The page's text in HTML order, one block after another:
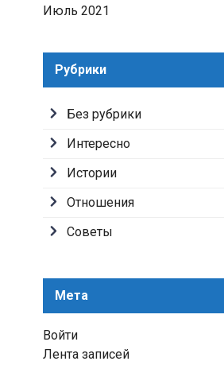
Июль 2021
Рубрики
Без рубрики
Интересно
Истории
Отношения
Советы
Мета
Войти
Лента записей